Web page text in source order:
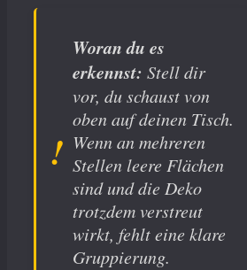
Woran du es
erkennst: Stell dir
vor, du schaust von
oben auf deinen Tisch.
Wenn an mehreren
Stellen leere Flächen
sind und die Deko
trotzdem verstreut
wirkt, fehlt eine klare
Gruppierung.